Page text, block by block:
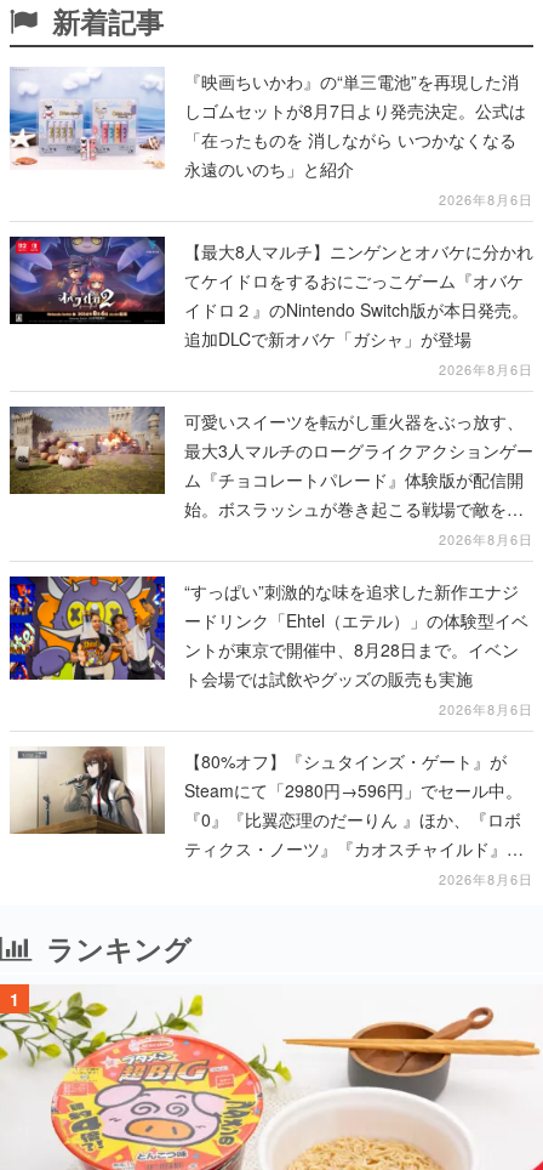
新着記事
『映画ちいかわ』の“単三電池”を再現した消
しゴムセットが8月7日より発売決定。公式は
「在ったものを 消しながら いつかなくなる
永遠のいのち」と紹介
2026年8月6日
【最大8人マルチ】ニンゲンとオバケに分かれ
てケイドロをするおにごっこゲーム『オバケ
イドロ２』のNintendo Switch版が本日発売。
追加DLCで新オバケ「ガシャ」が登場
2026年8月6日
可愛いスイーツを転がし重火器をぶっ放す、
最大3人マルチのローグライクアクションゲー
ム『チョコレートパレード』体験版が配信開
始。ボスラッシュが巻き起こる戦場で敵を倒
し、コインを集めてスコアを競い合え2026年8月6日
“すっぱい”刺激的な味を追求した新作エナジ
ードリンク「Ehtel（エテル）」の体験型イベ
ントが東京で開催中、8月28日まで。イベン
ト会場では試飲やグッズの販売も実施
2026年8月6日
【80%オフ】『シュタインズ・ゲート』が
Steamにて「2980円→596円」でセール中。
『0』『比翼恋理のだーりん 』ほか、『ロボ
ティクス・ノーツ』『カオスチャイルド』な
ど科学アドベンチャーシリーズもセール対象
2026年8月6日
ランキング
1